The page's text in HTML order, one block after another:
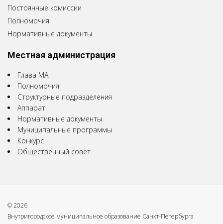
Постоянные комиссии
Полномочия
Нормативные документы
Местная администрация
Глава МА
Полномочия
Структурные подразделения
Аппарат
Нормативные документы
Муниципальные программы
Конкурс
Общественный совет
© 2026
Внутригородское муниципальное образование Санкт-Петербурга